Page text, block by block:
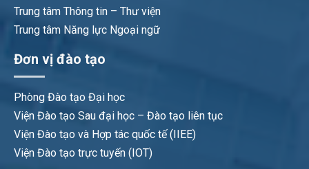
Trung tâm Thông tin – Thư viện
Trung tâm Năng lực Ngoại ngữ
Đơn vị đào tạo
Phòng Đào tạo Đại học
Viện Đào tạo Sau đại học – Đào tạo liên tục
Viện Đào tạo và Hợp tác quốc tế (IIEE)
Viện Đào tạo trực tuyến (IOT)